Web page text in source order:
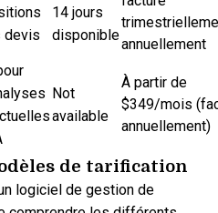
devis
14 jours
disponible
annuellement
Not
available
À partir de
$349/mois
annuellement)
de tarification
logiciel de gestion de